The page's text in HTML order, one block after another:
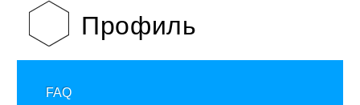
Профиль
FAQ